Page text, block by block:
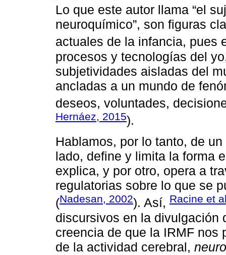
Lo que este autor llama “el
neuroquímico”, son figuras
actuales de la infancia, pues
procesos y tecnologías del
subjetividades aisladas del
ancladas a un mundo de
deseos, voluntades,
Hernáez, 2015).
Hablamos, por lo tanto, de
lado, define y limita la forma
explica, y por otro, opera a
regulatorias sobre lo que se
(Nadesan, 2002). Así, Racine et
discursivos en la divulgación
creencia de que la IRMF nos
de la actividad cerebral,